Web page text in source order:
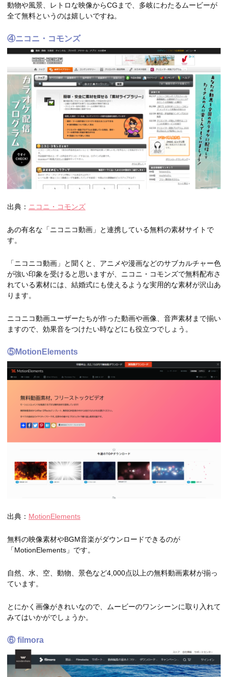
動物や風景、レトロな映像からCGまで、多岐にわたるムービーが
全て無料というのは嬉しいですね。
④ニコニ・コモンズ
出典： ニコニ・コモンズ
あの有名な「ニコニコ動画」と連携している無料の素材サイトで
す。
「ニコニコ動画」と聞くと、アニメや漫画などのサブカルチャー色
が強い印象を受けると思いますが、ニコニ・コモンズで無料配布さ
れている素材には、結婚式にも使えるような実用的な素材が沢山あ
ります。
ニコニコ動画ユーザーたちが作った動画や画像、音声素材まで揃い
ますので、効果音をつけたい時などにも役立つでしょう。
⑤MotionElements
出典： MotionElements
無料の映像素材やBGM音楽がダウンロードできるのが
「MotionElements」です。
自然、水、空、動物、景色など4,000点以上の無料動画素材が揃っ
ています。
とにかく画像がきれいなので、ムービーのワンシーンに取り入れて
みてはいかがでしょうか。
⑥ filmora